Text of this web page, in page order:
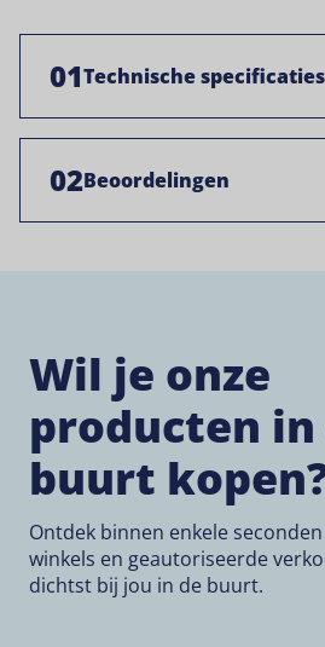
01Technische specificaties
02Beoordelingen
Wil je onze
producten in
buurt
Ontdek binnen enkele
winkels en geautoriseerde
dichtst bij jou in de buurt.